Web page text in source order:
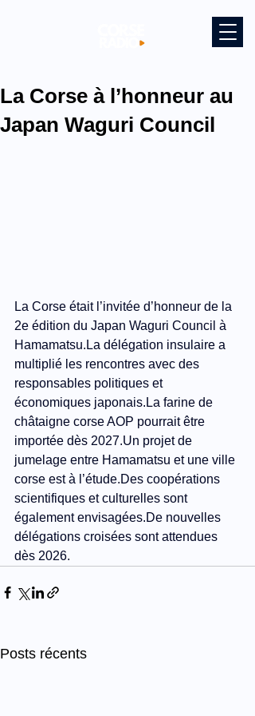
La Corse à l’honneur au
Japan Waguri Council
La Corse était l’invitée d’honneur de la
2e édition du Japan Waguri Council à
Hamamatsu.La délégation insulaire a
multiplié les rencontres avec des
responsables politiques et
économiques japonais.La farine de
châtaigne corse AOP pourrait être
importée dès 2027.Un projet de
jumelage entre Hamamatsu et une ville
corse est à l’étude.Des coopérations
scientifiques et culturelles sont
également envisagées.De nouvelles
délégations croisées sont attendues
dès 2026.
Posts récents